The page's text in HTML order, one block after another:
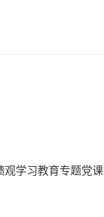
观学习教育专题党课